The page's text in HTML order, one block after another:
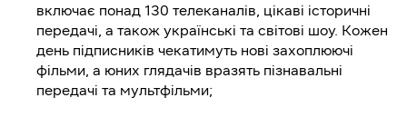
включає понад 130 телеканалів, цікаві історичні
передачі, а також українські та світові шоу. Кожен
день підписників чекатимуть нові захоплюючі
фільми, а юних глядачів вразять пізнавальні
передачі та мультфільми;